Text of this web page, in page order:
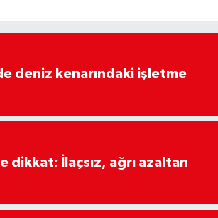
deniz kenarındaki işletme
dikkat: İlaçsız, ağrı azaltan